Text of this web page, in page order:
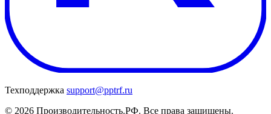
Техподдержка support@pptrf.ru
© 2026 Производительность.РФ. Все права защищены.